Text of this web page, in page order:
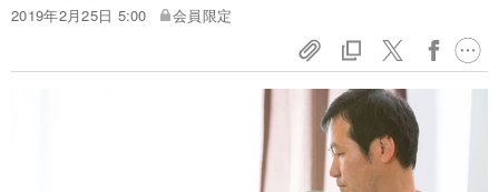
2019年2月25日 5:00
会員限定